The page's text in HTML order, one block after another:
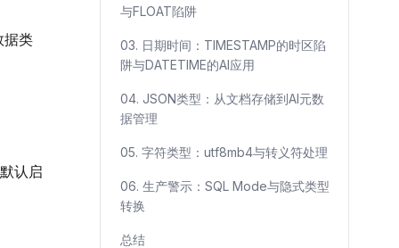
据类
认启
与FLOAT陷阱
03. 日期时间：TIMESTAMP的时区陷
阱与DATETIME的AI应用
04. JSON类型：从文档存储到AI元数
据管理
05. 字符类型：utf8mb4与转义符处理
06. 生产警示：SQL Mode与隐式类型
转换
总结